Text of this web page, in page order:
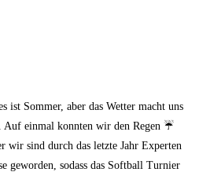
ist Sommer, aber das Wetter macht uns
Auf einmal konnten wir den Regen ☔
wir sind durch das letzte Jahr Experten
geworden, sodass das Softball Turnier